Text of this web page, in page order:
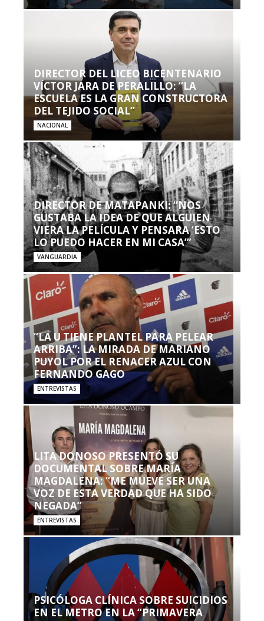
DIRECTOR DEL LICEO BICENTENARIO
VÍCTOR JARA DE PERALILLO: “LA
ESCUELA ES LA GRAN CONSTRUCTORA
DEL TEJIDO SOCIAL”
NACIONAL
DIRECTOR DE MATAPANKI: “NOS
GUSTABA LA IDEA DE QUE ALGUIEN
VIERA LA PELÍCULA Y PENSARA ‘ESTO
LO PUEDO HACER EN MI CASA’”
VANGUARDIA
“LA U TIENE PLANTEL PARA PELEAR
ARRIBA”: LA MIRADA DE MARIANO
PUYOL POR EL RENACER AZUL CON
FERNANDO GAGO
ENTREVISTAS
LITA DONOSO PRESENTÓ SU
DOCUMENTAL SOBRE MARÍA
MAGDALENA: “ME MUEVE SER UNA
VOZ DE ESTA VERDAD QUE HA SIDO
NEGADA”
ENTREVISTAS
PSICÓLOGA CLÍNICA SOBRE SUICIDIOS
EN EL METRO EN LA “PRIMAVERA